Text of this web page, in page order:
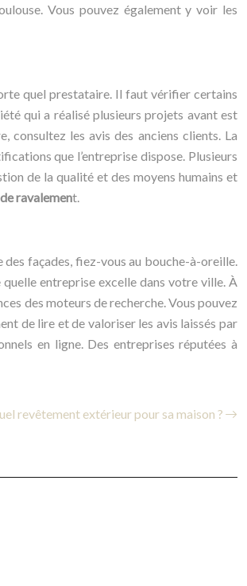
Vous pouvez également y voir les
quel prestataire. Il faut vérifier certains
qui a réalisé plusieurs projets avant est
consultez les avis des anciens clients. La
que l’entreprise dispose. Plusieurs
de la qualité et des moyens humains et
ravalement.
des façades, fiez-vous au bouche-à-oreille.
entreprise excelle dans votre ville. À
des moteurs de recherche. Vous pouvez
de lire et de valoriser les avis laissés par
en ligne. Des entreprises réputées à
revêtement extérieur pour sa maison ?